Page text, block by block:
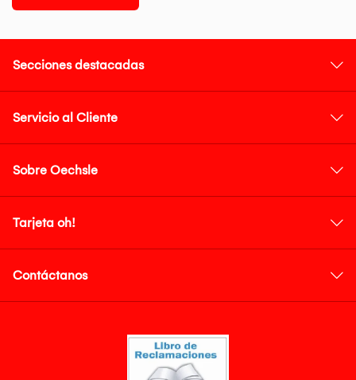
Secciones destacadas
Servicio al Cliente
Sobre Oechsle
Tarjeta oh!
Contáctanos